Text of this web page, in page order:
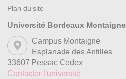
Plan du site
Université Bordeaux Montaigne
Campus Montaigne
Esplanade des Antilles
33607 Pessac Cedex
Contacter l'université